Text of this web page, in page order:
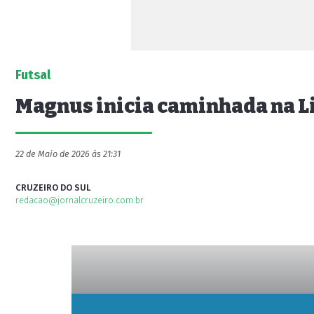
Futsal
Magnus inicia caminhada na
22 de Maio de 2026 às 21:31
CRUZEIRO DO SUL
redacao@jornalcruzeiro.com.br